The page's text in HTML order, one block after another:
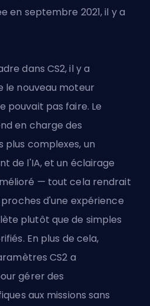
en septembre 2021, il y a
dans CS2, il y a
le nouveau moteur
pouvait pas faire. Le
en charge des
complexes, un
de l'IA, et un éclairage
— tout cela rendrait
proches d'une expérience
plutôt que de simples
En plus de cela,
CS2 a
gérer des
aux missions sans